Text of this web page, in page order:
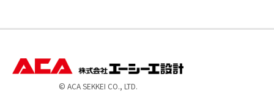
© ACA SEKKEI CO., LTD.